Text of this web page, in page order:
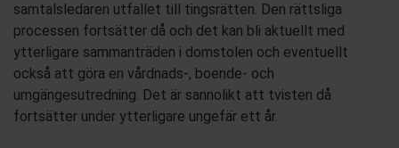
samtalsledaren utfallet till tingsrätten. Den rättsliga
processen fortsätter då och det kan bli aktuellt med
ytterligare sammanträden i domstolen och eventuellt
också att göra en vårdnads-, boende- och
umgängesutredning. Det är sannolikt att tvisten då
fortsätter under ytterligare ungefär ett år.